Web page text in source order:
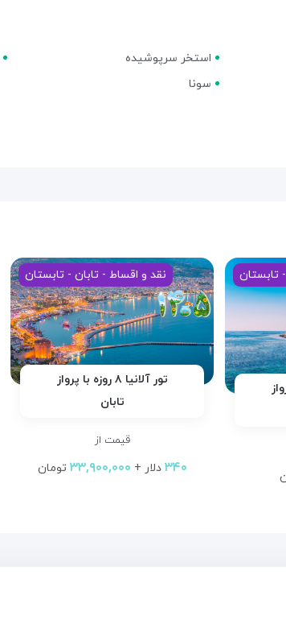
استخر سرپوشیده
سونا
تابستان نقد و اقساط - تابان - تابستان
تور آلانیا ۸ روزه با پرواز
تابان
قیمت از
۳۴۰ دلار + ۳۳,۹۰۰,۰۰۰ تومان